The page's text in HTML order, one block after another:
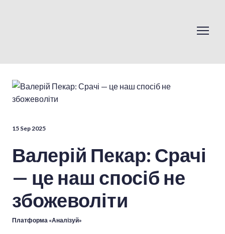
15 Sep 2025
Валерій Пекар: Срачі
— це наш спосіб не
збожеволіти
Платформа «Аналізуй»